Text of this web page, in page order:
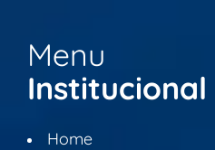
Menu
Institucional
Home